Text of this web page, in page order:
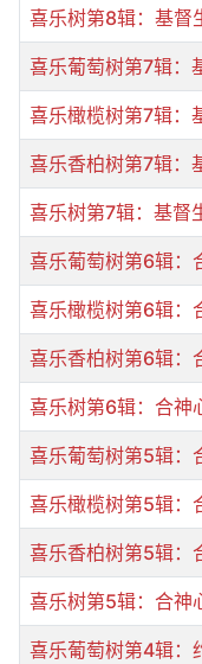
喜乐树第8辑：基督
喜乐葡萄树第7辑：
喜乐橄榄树第7辑：
喜乐香柏树第7辑：
喜乐树第7辑：基督
喜乐葡萄树第6辑：
喜乐橄榄树第6辑：
喜乐香柏树第6辑：
喜乐树第6辑：合神
喜乐葡萄树第5辑：
喜乐橄榄树第5辑：
喜乐香柏树第5辑：
喜乐树第5辑：合神
喜乐葡萄树第4辑：